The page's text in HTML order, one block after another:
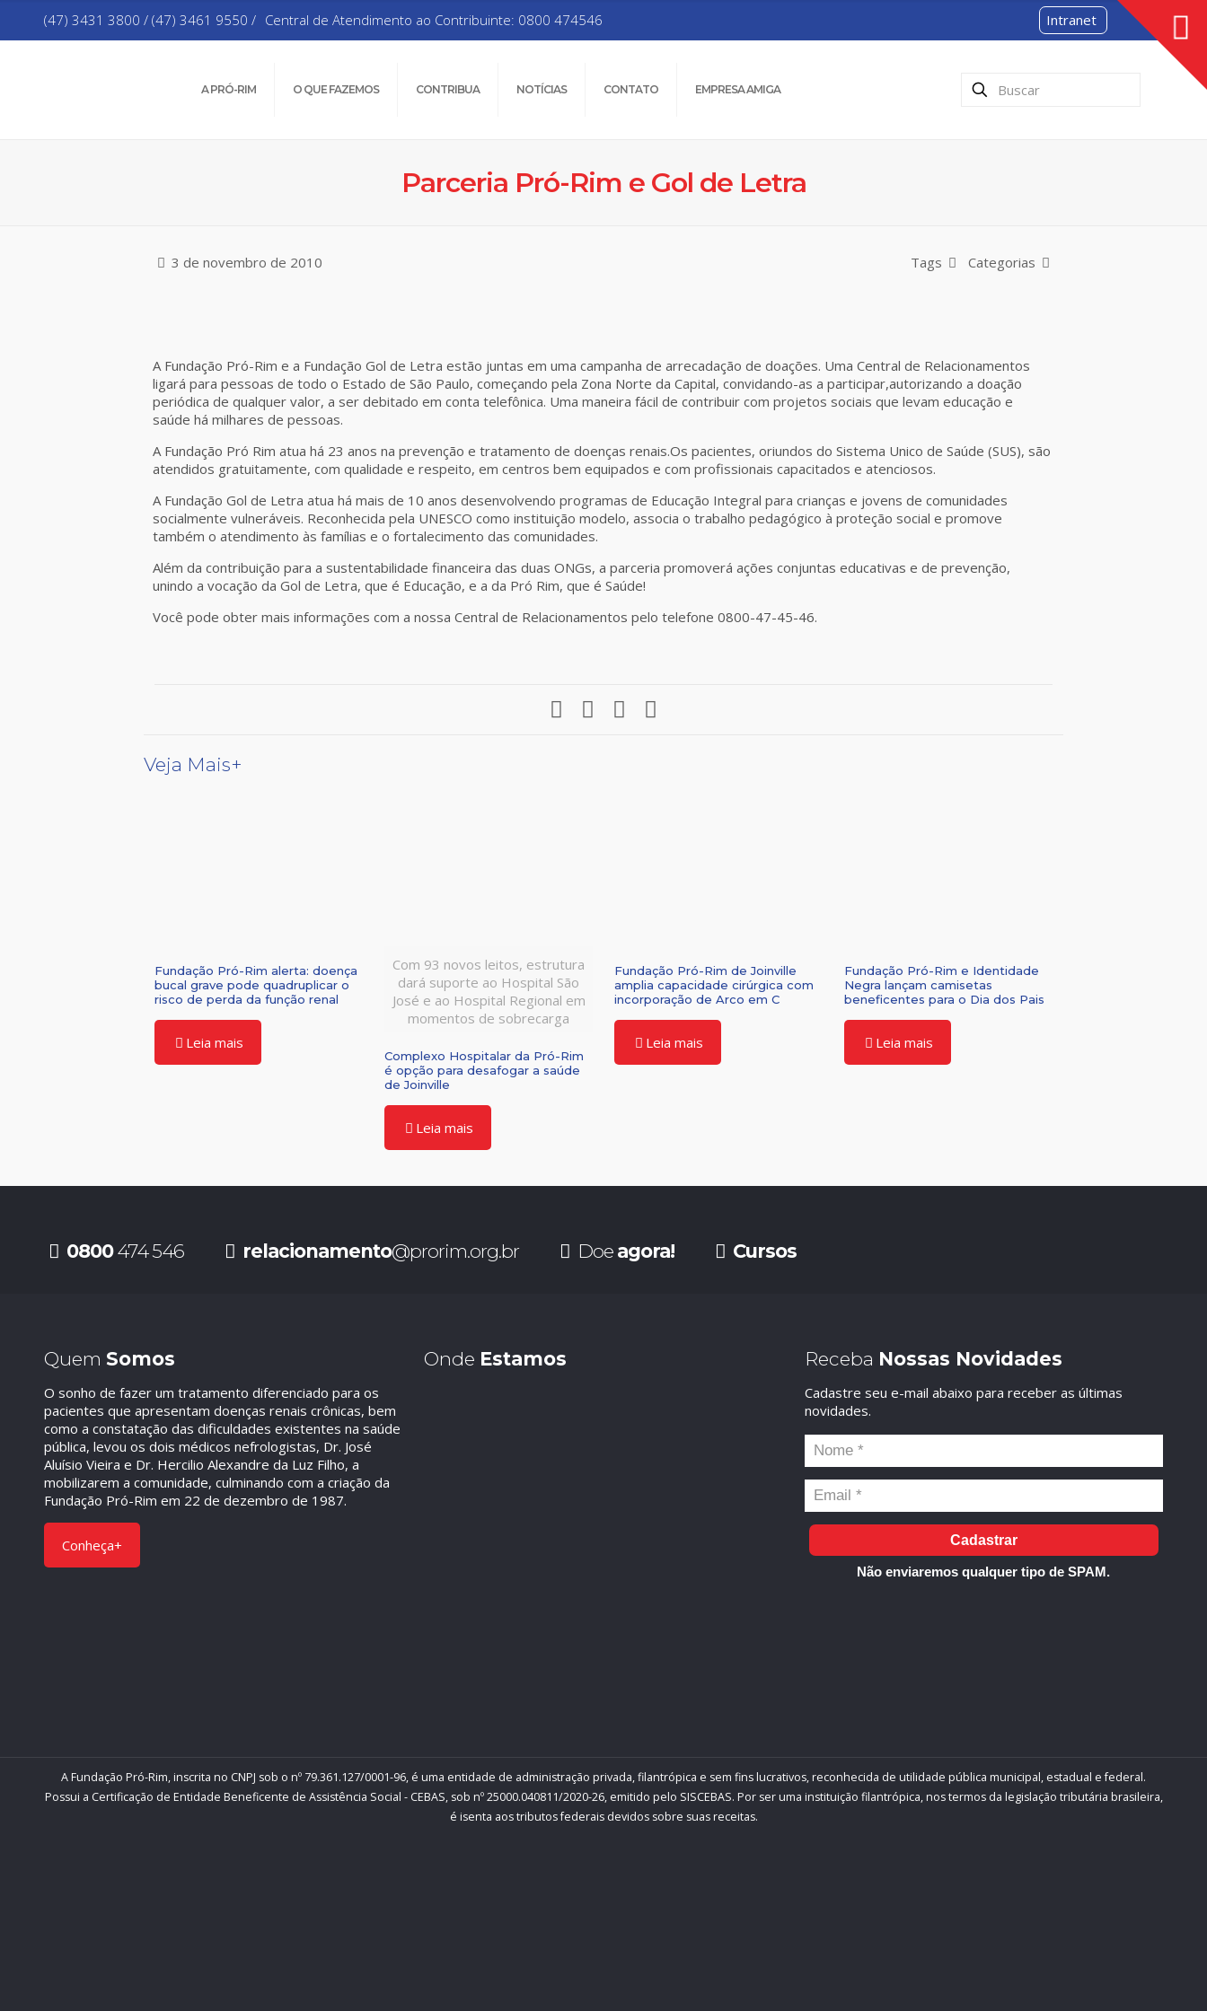
(47) 3431 3800 / (47) 3461 9550 / Central de Atendimento ao Contribuinte: 0800 474546 Intranet
A PRÓ-RIM O QUE FAZEMOS CONTRIBUA NOTÍCIAS CONTATO EMPRESA AMIGA
Parceria Pró-Rim e Gol de Letra
3 de novembro de 2010 Categorias
Tags
A Fundação Pró-Rim e a Fundação Gol de Letra estão juntas em uma campanha de arrecadação de doações. Uma Central de Relacionamentos
ligará para pessoas de todo o Estado de São Paulo, começando pela Zona Norte da Capital, convidando-as a participar,autorizando a doação
periódica de qualquer valor, a ser debitado em conta telefônica. Uma maneira fácil de contribuir com projetos sociais que levam educação e
saúde há milhares de pessoas.
A Fundação Pró Rim atua há 23 anos na prevenção e tratamento de doenças renais.Os pacientes, oriundos do Sistema Unico de Saúde (SUS), são
atendidos gratuitamente, com qualidade e respeito, em centros bem equipados e com profissionais capacitados e atenciosos.
A Fundação Gol de Letra atua há mais de 10 anos desenvolvendo programas de Educação Integral para crianças e jovens de comunidades
socialmente vulneráveis. Reconhecida pela UNESCO como instituição modelo, associa o trabalho pedagógico à proteção social e promove
também o atendimento às famílias e o fortalecimento das comunidades.
Além da contribuição para a sustentabilidade financeira das duas ONGs, a parceria promoverá ações conjuntas educativas e de prevenção,
unindo a vocação da Gol de Letra, que é Educação, e a da Pró Rim, que é Saúde!
Você pode obter mais informações com a nossa Central de Relacionamentos pelo telefone 0800-47-45-46.
Veja Mais+
Fundação Pró-Rim alerta: doença
bucal grave pode quadruplicar o
risco de perda da função renal
Leia mais
Com 93 novos leitos, estrutura
dará suporte ao Hospital São
José e ao Hospital Regional em
momentos de sobrecarga
Complexo Hospitalar da Pró-Rim
é opção para desafogar a saúde
de Joinville
Leia mais
Fundação Pró-Rim de Joinville
amplia capacidade cirúrgica com
incorporação de Arco em C
Leia mais
Fundação Pró-Rim e Identidade
Negra lançam camisetas
beneficentes para o Dia dos Pais
Leia mais
0800474 546 relacionamento@prorim.org.br Doe agora! Cursos
Quem Somos
O sonho de fazer um tratamento diferenciado para os
pacientes que apresentam doenças renais crônicas, bem
como a constatação das dificuldades existentes na saúde
pública, levou os dois médicos nefrologistas, Dr. José
Aluísio Vieira e Dr. Hercilio Alexandre da Luz Filho, a
mobilizarem a comunidade, culminando com a criação da
Fundação Pró-Rim em 22 de dezembro de 1987.
Conheça+
Onde Estamos Receba Nossas Novidades
Cadastre seu e-mail abaixo para receber as últimas
novidades.
Cadastrar
Não enviaremos qualquer tipo de SPAM.
A Fundação Pró-Rim, inscrita no CNPJ sob o nº 79.361.127/0001-96, é uma entidade de administração privada, filantrópica e sem fins lucrativos, reconhecida de utilidade pública municipal, estadual e federal.
Possui a Certificação de Entidade Beneficente de Assistência Social - CEBAS, sob nº 25000.040811/2020-26, emitido pelo SISCEBAS. Por ser uma instituição filantrópica, nos termos da legislação tributária brasileira,
é isenta aos tributos federais devidos sobre suas receitas.